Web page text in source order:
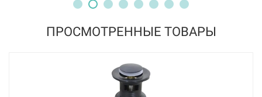
ПРОСМОТРЕННЫЕ ТОВАРЫ